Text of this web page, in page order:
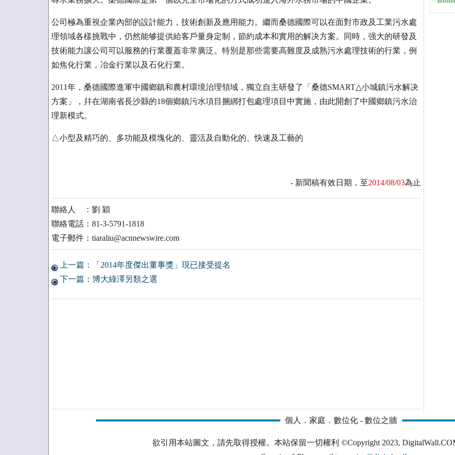
公司極為重視企業內部的設計能力，技術創新及應用能力。繼而桑德國際可以在面對市政及工業污水處
理領域各樣挑戰中，仍然能够提供給客戶量身定制，節約成本和實用的解决方案。同時，强大的研發及
技術能力讓公司可以服務的行業覆蓋非常廣泛。特別是那些需要高難度及成熟污水處理技術的行業，例
如焦化行業，冶金行業以及石化行業。
2011年，桑德國際進軍中國鄉鎮和農村環境治理領域，獨立自主研發了「桑德SMART△小城鎮污水解决
方案」，幷在湖南省長沙縣的18個鄉鎮污水項目捆綁打包處理項目中實施，由此開創了中國鄉鎮污水治
理新模式。
△小型及精巧的、多功能及模塊化的、靈活及自動化的、快速及工藝的
- 新聞稿有效日期，至2014/08/03為止
聯絡人 ：劉 穎
聯絡電話：81-3-5791-1818
電子郵件：tiaraliu@acnnewswire.com
上一篇：「2014年度傑出董事獎」現已接受提名
下一篇：博大綠澤另類之選
個人．家庭．數位化 - 數位之牆
欲引用本站圖文，請先取得授權。本站保留一切權利 ©Copyright 2023,